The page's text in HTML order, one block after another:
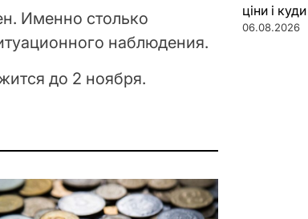
Именно столько
наблюдения.
до 2 ноября.
ціни і
06.08.2026